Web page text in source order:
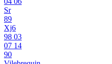
Sr
89
Xj6
98 03
07 14
90